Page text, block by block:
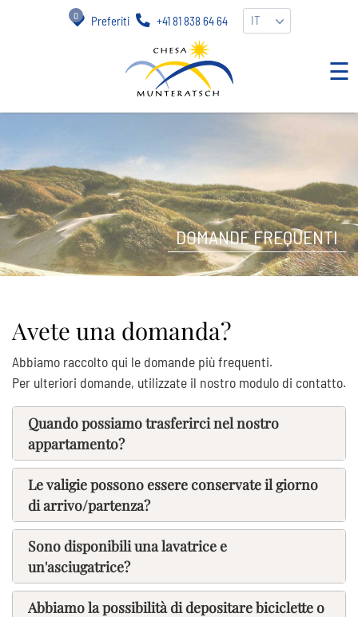
0 Preferiti +41 81 838 64 64 IT
☰
DOMANDE FREQUENTI
Avete una domanda?
Abbiamo raccolto qui le domande più frequenti.
Per ulteriori domande, utilizzate il nostro modulo di contatto.
Quando possiamo trasferirci nel nostro
appartamento?
Le valigie possono essere conservate il giorno
di arrivo/partenza?
Sono disponibili una lavatrice e
un'asciugatrice?
Abbiamo la possibilità di depositare biciclette o